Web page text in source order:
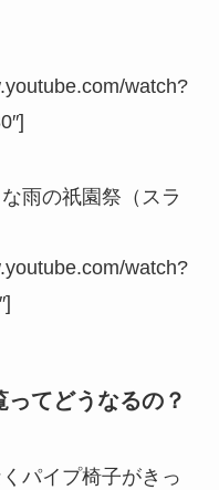
watch?
雨の祇園祭（スラ
watch?
てどうなるの？
パイプ椅子がきっ